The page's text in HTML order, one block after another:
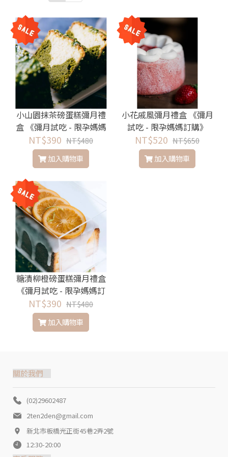
小山園抹茶磅蛋糕彌月禮
盒 《彌月試吃 - 限孕媽媽
訂購》
NT$390 NT$480
加入購物車
小花戚風彌月禮盒 《彌月
試吃 - 限孕媽媽訂購》
NT$520 NT$650
加入購物車
糖漬柳橙磅蛋糕彌月禮盒
《彌月試吃 - 限孕媽媽訂
購》
NT$390 NT$480
加入購物車
關於我們
(02)29602487
2ten2den@gmail.com
新北市板橋光正街45巷2弄2號
12:30-20:00